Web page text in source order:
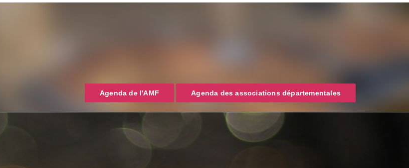
Agenda de l'AMF Agenda des associations départementales